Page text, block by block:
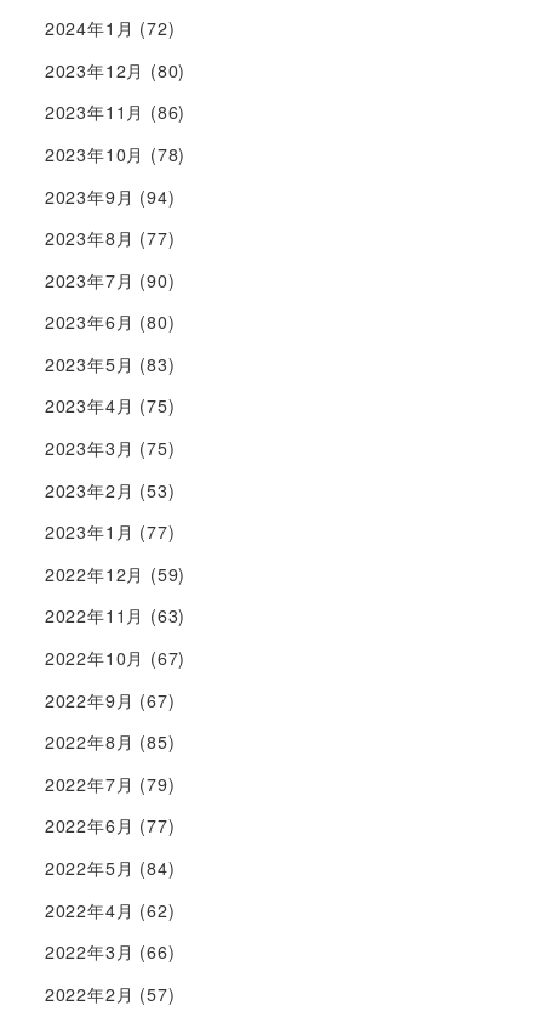
2024年1月 (72)
2023年12月 (80)
2023年11月 (86)
2023年10月 (78)
2023年9月 (94)
2023年8月 (77)
2023年7月 (90)
2023年6月 (80)
2023年5月 (83)
2023年4月 (75)
2023年3月 (75)
2023年2月 (53)
2023年1月 (77)
2022年12月 (59)
2022年11月 (63)
2022年10月 (67)
2022年9月 (67)
2022年8月 (85)
2022年7月 (79)
2022年6月 (77)
2022年5月 (84)
2022年4月 (62)
2022年3月 (66)
2022年2月 (57)